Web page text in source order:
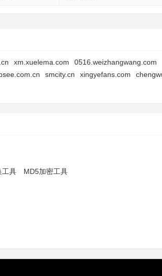
xm.xuelema.com
0516.weizhangwang.com
smcity.cn xingyefans.com
工具
MD5加密工具